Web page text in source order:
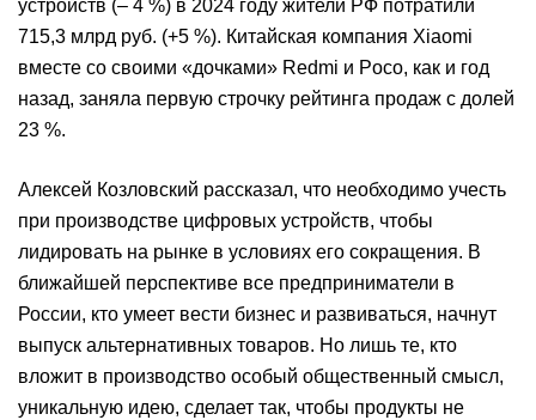
устройств (– 4 %) в 2024 году жители РФ потратили
715,3 млрд руб. (+5 %). Китайская компания Xiaomi
вместе со своими «дочками» Redmi и Poco, как и год
назад, заняла первую строчку рейтинга продаж с долей
23 %.
Алексей Козловский рассказал, что необходимо учесть
при производстве цифровых устройств, чтобы
лидировать на рынке в условиях его сокращения. В
ближайшей перспективе все предприниматели в
России, кто умеет вести бизнес и развиваться, начнут
выпуск альтернативных товаров. Но лишь те, кто
вложит в производство особый общественный смысл,
уникальную идею, сделает так, чтобы продукты не